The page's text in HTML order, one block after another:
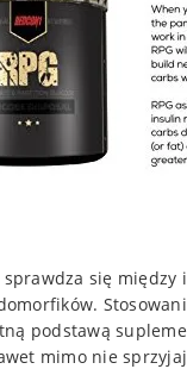
sprawdza się
podstawą
mimo nie